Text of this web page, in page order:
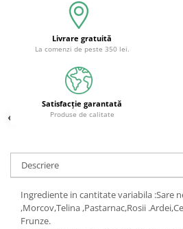
Livrare gratuită
La comenzi de peste 350 lei.
Satisfacție garantată
Produse de calitate
Descriere
Ingrediente in cantitate variabila :Sare
,Morcov,Telina ,Pastarnac,Rosii
Frunze.